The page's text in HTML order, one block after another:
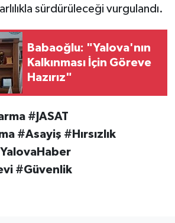
sürdürüleceği vurgulandı.
Babaoğlu: "Yalova'nın
Kalkınması İçin Göreve
Hazırız"
#JASAT
#Asayiş #Hırsızlık
#Güvenlik